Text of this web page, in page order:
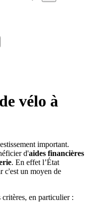
vélo à
important.
d'aides financières
. En effet l’État
c'est un moyen de
en particulier :